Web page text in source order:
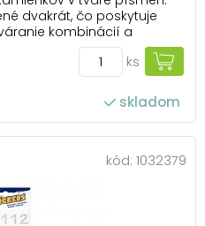
dvakrát, čo poskytuje
kombinácií a
pre dekorácie,
balenie darčekov
a albumov. Deti budú
ks
skladom
kód: 1032379